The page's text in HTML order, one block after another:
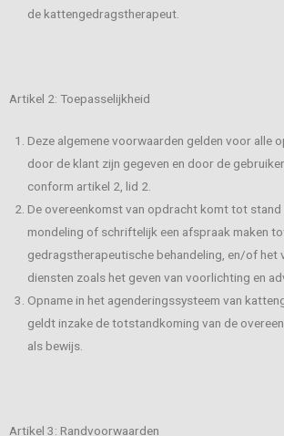
de kattengedragstherapeut.
Artikel 2: Toepasselijkheid
Deze algemene voorwaarden gelden voor alle
door de klant zijn gegeven en door de
conform artikel 2, lid 2.
De overeenkomst van opdracht komt tot
mondeling of schriftelijk een afspraak maken
gedragstherapeutische behandeling, en/of het
diensten zoals het geven van voorlichting en
Opname in het agenderingssysteem van
geldt inzake de totstandkoming van de
als bewijs.
Artikel 3: Randvoorwaarden